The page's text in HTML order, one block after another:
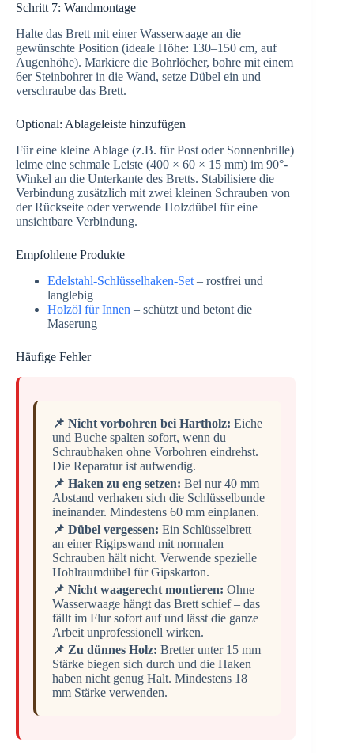
Schritt 7: Wandmontage
Halte das Brett mit einer Wasserwaage an die
gewünschte Position (ideale Höhe: 130–150 cm, auf
Augenhöhe). Markiere die Bohrlöcher, bohre mit einem
6er Steinbohrer in die Wand, setze Dübel ein und
verschraube das Brett.
Optional: Ablageleiste hinzufügen
Für eine kleine Ablage (z.B. für Post oder Sonnenbrille)
leime eine schmale Leiste (400 × 60 × 15 mm) im 90°-
Winkel an die Unterkante des Bretts. Stabilisiere die
Verbindung zusätzlich mit zwei kleinen Schrauben von
der Rückseite oder verwende Holzdübel für eine
unsichtbare Verbindung.
Empfohlene Produkte
Edelstahl-Schlüsselhaken-Set – rostfrei und
langlebig
Holzöl für Innen – schützt und betont die
Maserung
Häufige Fehler
📌 Nicht vorbohren bei Hartholz: Eiche
und Buche spalten sofort, wenn du
Schraubhaken ohne Vorbohren eindrehst.
Die Reparatur ist aufwendig.
📌 Haken zu eng setzen: Bei nur 40 mm
Abstand verhaken sich die Schlüsselbunde
ineinander. Mindestens 60 mm einplanen.
📌 Dübel vergessen: Ein Schlüsselbrett
an einer Rigipswand mit normalen
Schrauben hält nicht. Verwende spezielle
Hohlraumdübel für Gipskarton.
📌 Nicht waagerecht montieren: Ohne
Wasserwaage hängt das Brett schief – das
fällt im Flur sofort auf und lässt die ganze
Arbeit unprofessionell wirken.
📌 Zu dünnes Holz: Bretter unter 15 mm
Stärke biegen sich durch und die Haken
haben nicht genug Halt. Mindestens 18
mm Stärke verwenden.